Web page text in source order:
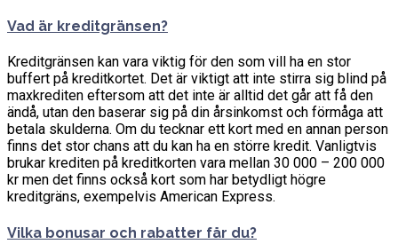
Vad är kreditgränsen?
Kreditgränsen kan vara viktig för den som vill ha en stor
buffert på kreditkortet. Det är viktigt att inte stirra sig blind på
maxkrediten eftersom att det inte är alltid det går att få den
ändå, utan den baserar sig på din årsinkomst och förmåga att
betala skulderna. Om du tecknar ett kort med en annan person
finns det stor chans att du kan ha en större kredit. Vanligtvis
brukar krediten på kreditkorten vara mellan 30 000 – 200 000
kr men det finns också kort som har betydligt högre
kreditgräns, exempelvis American Express.
Vilka bonusar och rabatter får du?